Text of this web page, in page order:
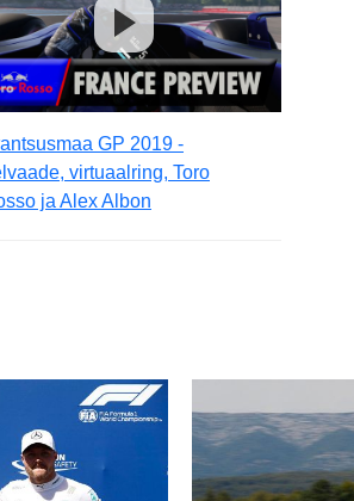
GP 2019 -
virtuaalring, Toro
ja Alex Albon